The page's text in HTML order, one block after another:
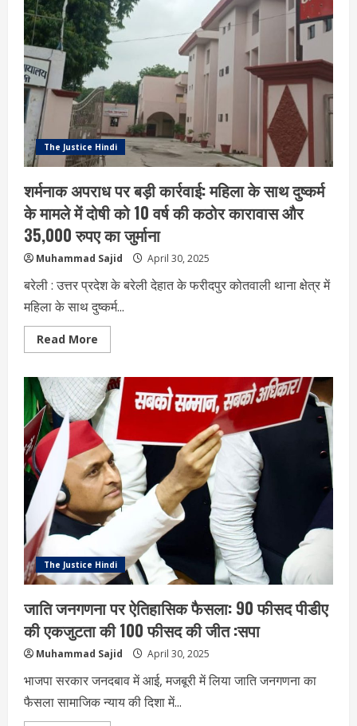
छेड़छाड़
के
मामले
में
दोषी
को
साल
की
सजा,दुकानदार
पर
30,000
रुपये
जुर्माना
The Justice Hindi
शर्मनाक अपराध पर बड़ी कार्रवाई: महिला के साथ दुष्कर्म
के मामले में दोषी को 10 वर्ष की कठोर कारावास और
35,000 रुपए का जुर्माना
Muhammad Sajid April 30, 2025
बरेली : उत्तर प्रदेश के बरेली देहात के फरीदपुर कोतवाली थाना क्षेत्र में
महिला के साथ दुष्कर्म...
Read More
more
अपराध
पर
बड़ी
कार्रवाई:
महिला
के
साथ
दुष्कर्म
के
मामले
में
दोषी
को
10
की
कठोर
कारावास
और
रुपए
का
जुर्माना
The Justice Hindi
जाति जनगणना पर ऐतिहासिक फैसला: 90 फीसद पीडीए
की एकजुटता की 100 फीसद की जीत :सपा
Muhammad Sajid April 30, 2025
भाजपा सरकार जनदबाव में आई, मजबूरी में लिया जाति जनगणना का
फैसला सामाजिक न्याय की दिशा में...